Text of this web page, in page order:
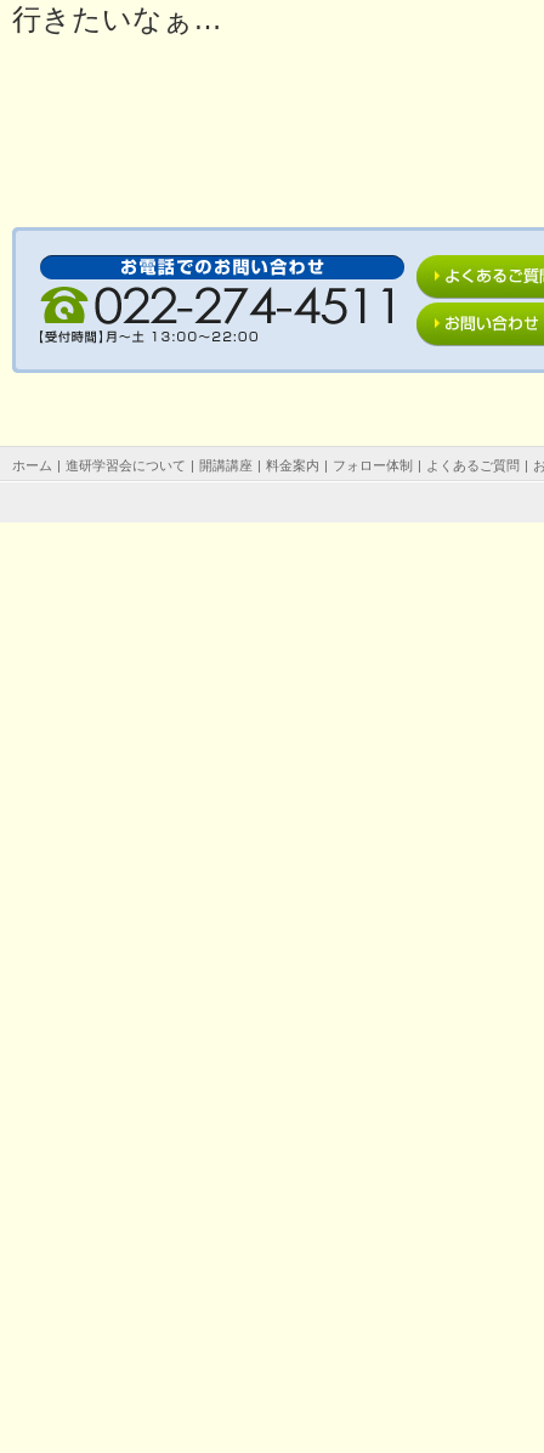
行きたいなぁ…
ホーム | 進研学習会について | 開講講座 | 料金案内 | フォロー体制 | よくあるご質問 |